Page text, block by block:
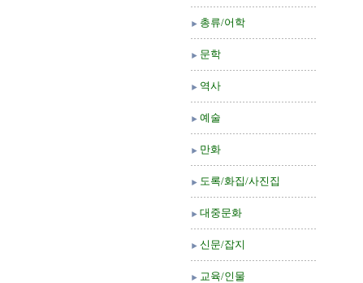
총류/어학
문학
역사
예술
만화
도록/화집/사진집
대중문화
신문/잡지
교육/인물